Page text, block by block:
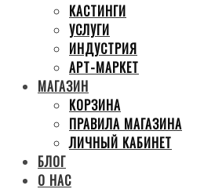
КАСТИНГИ
УСЛУГИ
ИНДУСТРИЯ
АРТ-МАРКЕТ
МАГАЗИН
КОРЗИНА
ПРАВИЛА МАГАЗИНА
ЛИЧНЫЙ КАБИНЕТ
БЛОГ
О НАС